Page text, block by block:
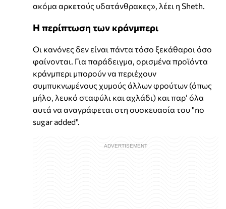
ακόμα αρκετούς υδατάνθρακες», λέει η Sheth.
Η περίπτωση των κράνμπερι
Οι κανόνες δεν είναι πάντα τόσο ξεκάθαροι όσο
φαίνονται. Για παράδειγμα, ορισμένα προϊόντα
κράνμπερι μπορούν να περιέχουν
συμπυκνωμένους χυμούς άλλων φρούτων (όπως
μήλο, λευκό σταφύλι και αχλάδι) και παρ’ όλα
αυτά να αναγράφεται στη συσκευασία του "no
sugar added".